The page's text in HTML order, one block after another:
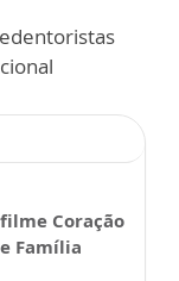
Coração
Família